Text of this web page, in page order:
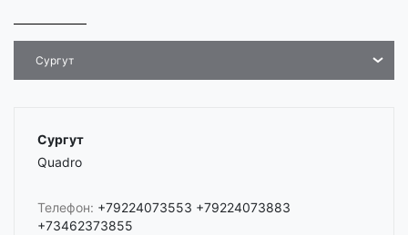
Сургут
Сургут
Quadro
Телефон: +79224073553 +79224073883
+73462373855